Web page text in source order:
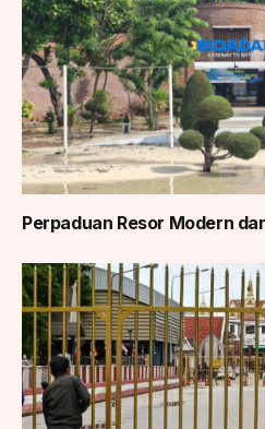
Perpaduan Resor Modern